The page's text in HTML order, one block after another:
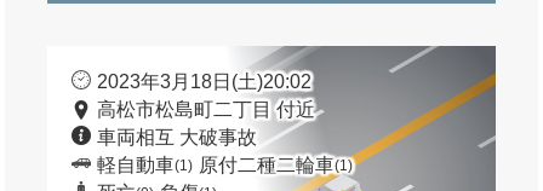
2023年3月18日(土)20:02
高松市松島町二丁目 付近
車両相互 大破事故
軽自動車(1) 原付二種二輪車(1)